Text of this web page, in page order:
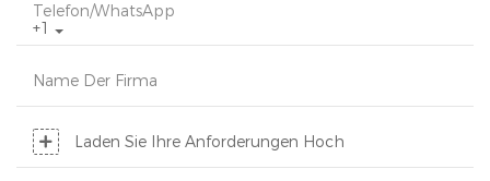
+1
Telefon/WhatsApp
Name Der Firma
Laden Sie Ihre Anforderungen Hoch